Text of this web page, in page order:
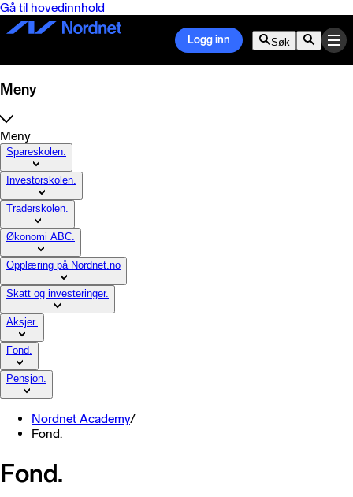
Gå til hovedinnhold
Logg inn Søk
Meny
Meny
Spareskolen.
Investorskolen.
Traderskolen.
Økonomi ABC.
Opplæring på Nordnet.no
Skatt og investeringer.
Aksjer.
Fond.
Pensjon.
Nordnet Academy/
Fond.
Fond.